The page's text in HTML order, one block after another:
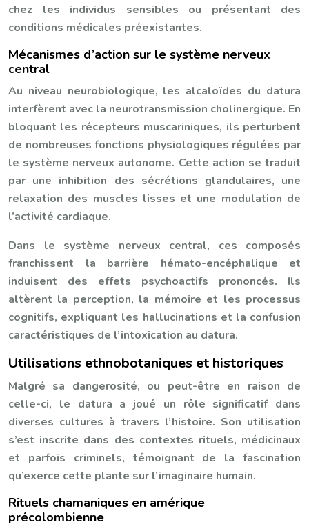
chez les individus sensibles ou présentant des
conditions médicales préexistantes.
Mécanismes d’action sur le système nerveux
central
Au niveau neurobiologique, les alcaloïdes du datura
interfèrent avec la neurotransmission cholinergique. En
bloquant les récepteurs muscariniques, ils perturbent
de nombreuses fonctions physiologiques régulées par
le système nerveux autonome. Cette action se traduit
par une inhibition des sécrétions glandulaires, une
relaxation des muscles lisses et une modulation de
l’activité cardiaque.
Dans le système nerveux central, ces composés
franchissent la barrière hémato-encéphalique et
induisent des effets psychoactifs prononcés. Ils
altèrent la perception, la mémoire et les processus
cognitifs, expliquant les hallucinations et la confusion
caractéristiques de l’intoxication au datura.
Utilisations ethnobotaniques et historiques
Malgré sa dangerosité, ou peut-être en raison de
celle-ci, le datura a joué un rôle significatif dans
diverses cultures à travers l’histoire. Son utilisation
s’est inscrite dans des contextes rituels, médicinaux
et parfois criminels, témoignant de la fascination
qu’exerce cette plante sur l’imaginaire humain.
Rituels chamaniques en amérique
précolombienne